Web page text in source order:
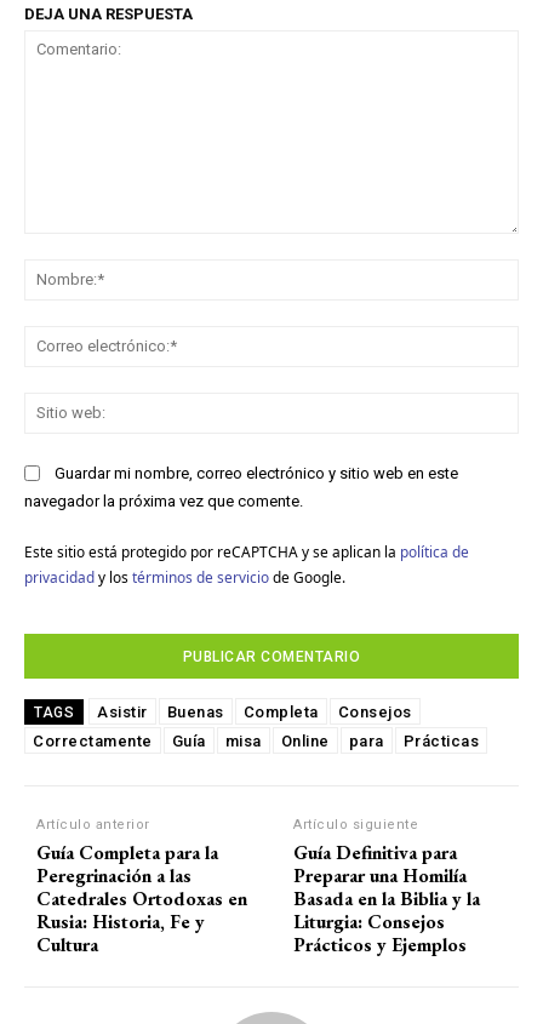
DEJA UNA RESPUESTA
Guardar mi nombre, correo electrónico y sitio web en este
navegador la próxima vez que comente.
Este sitio está protegido por reCAPTCHA y se aplican la política de
privacidady los términos de serviciode Google.
TAGS Asistir Buenas Completa
Consejos
Correctamente
Guía misa Online para Prácticas
Artículo anterior
Guía Completa para la
Peregrinación a las
Catedrales Ortodoxas en
Rusia: Historia, Fe y
Cultura
Artículo siguiente
Guía Definitiva para
Preparar una Homilía
Basada en la Biblia y la
Liturgia: Consejos
Prácticos y Ejemplos